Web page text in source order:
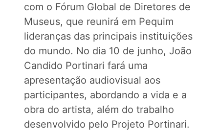
com o Fórum Global de Diretores de
Museus, que reunirá em Pequim
lideranças das principais instituições
do mundo. No dia 10 de junho, João
Candido Portinari fará uma
apresentação audiovisual aos
participantes, abordando a vida e a
obra do artista, além do trabalho
desenvolvido pelo Projeto Portinari.